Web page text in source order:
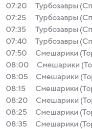
07:20
Турбозавры
07:25
Турбозавры
07:35
Турбозавры
07:40
Турбозавры
07:50
Смешарики
08:00
Смешарики
08:05
Смешарики
08:15
Смешарики
08:20
Смешарики
08:25
Смешарики
08:35
Смешарики